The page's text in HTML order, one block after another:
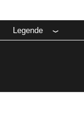
Legende